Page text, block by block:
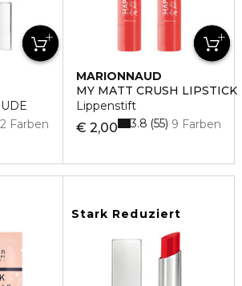
2 Farben
MARIONNAUD
MY MATT CRUSH LIPSTICK
Lippenstift
€ 2,00 9 Farben
3.8 55
Stark Reduziert